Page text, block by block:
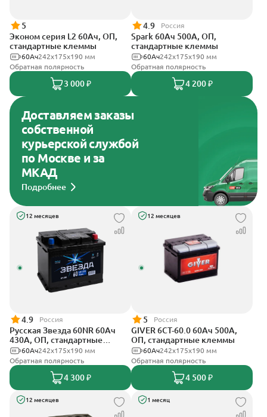
5
Эконом серия L2 60Ач, ОП,
стандартные клеммы
242х175х190 мм
60Ач
Обратная полярность
3 000 ₽
4.9 Россия
Spark 60Ач 500А, ОП,
стандартные клеммы
242х175х190 мм
60Ач
Обратная полярность
4 200 ₽
Доставляем заказы
собственной
курьерской службой
по Москве и за
МКАД
Подробнее
12 месяцев
4.9 Россия
Русская Звезда 60NR 60Ач
430А, ОП, стандартные
клеммы242x175x190 мм
60Ач
Обратная полярность
4 300 ₽
12 месяцев
5 Россия
GIVER 6СТ-60.0 60Ач 500А,
ОП, стандартные клеммы
242х175х190 мм
60Ач
Обратная полярность
4 500 ₽
12 месяцев 1 месяц